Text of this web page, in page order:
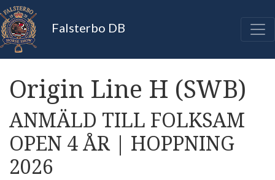
Falsterbo DB
Origin Line H (SWB)
ANMÄLD TILL FOLKSAM
OPEN 4 ÅR | HOPPNING
2026